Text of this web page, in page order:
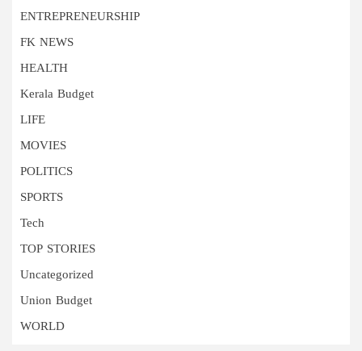
ENTREPRENEURSHIP
FK NEWS
HEALTH
Kerala Budget
LIFE
MOVIES
POLITICS
SPORTS
Tech
TOP STORIES
Uncategorized
Union Budget
WORLD